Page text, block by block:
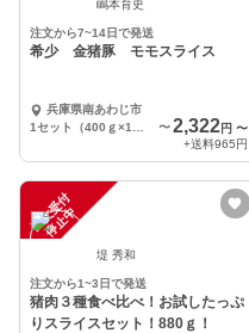
嶋本育史
注文から7~14日で発送
希少 金猪豚 モモスライス
兵庫県南あわじ市
〜 2,322円 〜
+送料965円
注
文
受
付
停
止
中
堤 秀和
注文から1~3日で発送
猪肉３種食べ比べ！お試したっぷ
りスライスセット！880ｇ！